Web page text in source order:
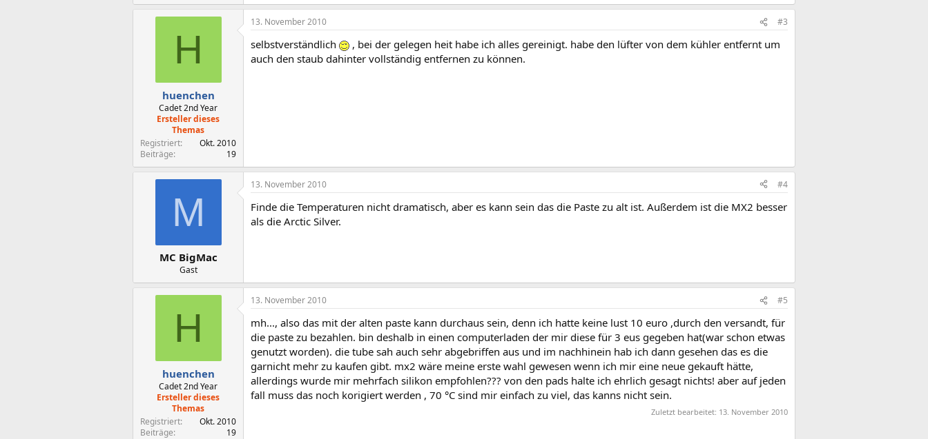
H
huenchen
Cadet 2nd Year
Ersteller dieses
Themas
Registriert
Okt. 2010
Beiträge
19
13. November 2010 #3
selbstverständlich
, bei der gelegen heit habe ich alles gereinigt. habe den lüfter von dem kühler entfernt um
auch den staub dahinter vollständig entfernen zu können.
M
MC BigMac
Gast
13. November 2010 #4
Finde die Temperaturen nicht dramatisch, aber es kann sein das die Paste zu alt ist. Außerdem ist die MX2 besser
als die Arctic Silver.
H
huenchen
Cadet 2nd Year
Ersteller dieses
Themas
Registriert
Okt. 2010
Beiträge
19
13. November 2010 #5
mh..., also das mit der alten paste kann durchaus sein, denn ich hatte keine lust 10 euro ,durch den versandt, für
die paste zu bezahlen. bin deshalb in einen computerladen der mir diese für 3 eus gegeben hat(war schon etwas
genutzt worden). die tube sah auch sehr abgebriffen aus und im nachhinein hab ich dann gesehen das es die
garnicht mehr zu kaufen gibt. mx2 wäre meine erste wahl gewesen wenn ich mir eine neue gekauft hätte,
allerdings wurde mir mehrfach silikon empfohlen??? von den pads halte ich ehrlich gesagt nichts! aber auf jeden
fall muss das noch korigiert werden , 70 °C sind mir einfach zu viel, das kanns nicht sein.
Zuletzt bearbeitet: 13. November 2010